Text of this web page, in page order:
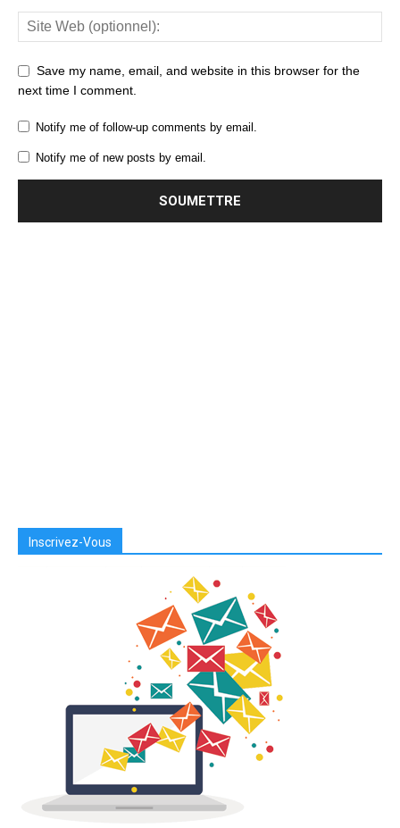
Save my name, email, and website in this browser for the
next time I comment.
Notify me of follow-up comments by email.
Notify me of new posts by email.
Inscrivez-Vous